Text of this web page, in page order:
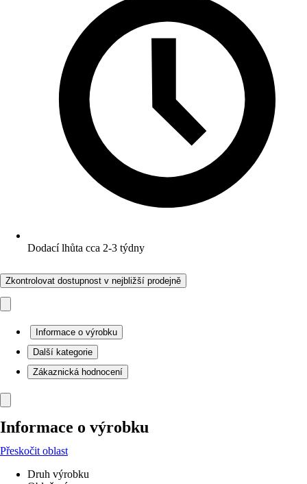
Dodací lhůta cca 2-3 týdny
Zkontrolovat dostupnost v nejbližší prodejně
Informace o výrobku
Další kategorie
Zákaznická hodnocení
Informace o výrobku
Přeskočit oblast
Druh výrobku